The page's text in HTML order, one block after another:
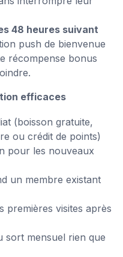
48 heures suivant
push de bienvenue
récompense bonus
efficaces
(boisson gratuite,
ou crédit de points)
pour les nouveaux
un membre existant
premières visites après
sort mensuel rien que